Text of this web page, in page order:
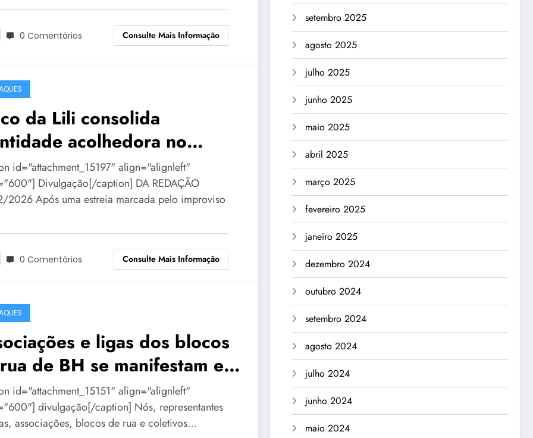
0 Comentários Consulte Mais Informação
da Lili consolida
acolhedora no
de BH
id="attachment_15197" align="alignleft"
Divulgação[/caption] DA REDAÇÃO
Após uma estreia marcada pelo improviso
0 Comentários Consulte Mais Informação
e ligas dos blocos
de BH se manifestam em
de repúdio
id="attachment_15151" align="alignleft"
divulgação[/caption] Nós, representantes
associações, blocos de rua e coletivos…
setembro 2025
agosto 2025
julho 2025
junho 2025
maio 2025
abril 2025
março 2025
fevereiro 2025
janeiro 2025
dezembro 2024
outubro 2024
setembro 2024
agosto 2024
julho 2024
junho 2024
maio 2024